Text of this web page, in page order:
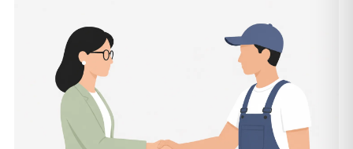
Die Anfrage ist kostenlos und unverbindlich. AWL
Zentrum ist Vermittler: Sie schildern einmal, was raus
muss, und erhalten mehrere Festpreis-Angebote geprüfter
Entrümpler aus Reutlingen zum Vergleichen. Bezahlt wird
nur der Entrümpler, den Sie selbst auswählen.
Was kostet die Entrümpelung einer normalen
Wohnung in Reutlingen?
Für eine durchschnittliche Wohnung mit rund 65 m² liegen